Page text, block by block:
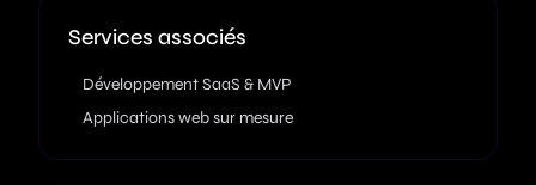
Services associés
Développement SaaS & MVP
Applications web sur mesure